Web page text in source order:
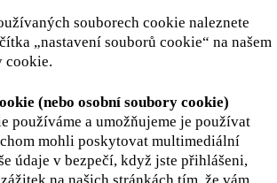
souborech cookie naleznete
„nastavení souborů cookie“ na našem
cookie.
(nebo osobní soubory cookie)
používáme a umožňujeme je používat
mohli poskytovat multimediální
údaje v bezpečí, když jste přihlášeni,